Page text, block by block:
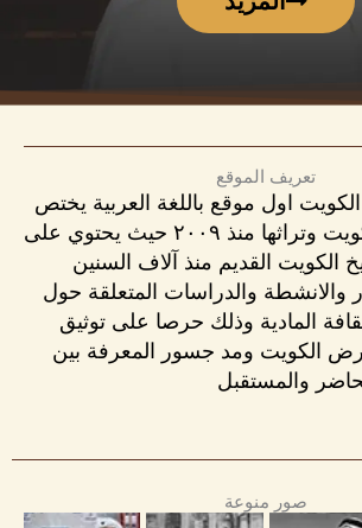
تعريف الموقع
اول موقع باللغة العربية يختص
حول آثار دولة الكويت وتراثها منذ ٢٠٠٩ حيث يحتوي على
الكويت القديم منذ آلاف السنين
والانشطة والدراسات المتعلقة حول
المادية وذلك حرصا على توثيق
الكويت ومد جسور المعرفة بين
والمستقبل
صور منوعة